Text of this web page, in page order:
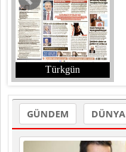
Türkgün
GÜNDEM DÜNYA